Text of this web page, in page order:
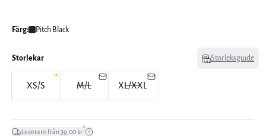
Färg: Pitch Black
Storlekar Storleksguide
XS/S M/L XL/XXL
Leverans från 39,00 kr*